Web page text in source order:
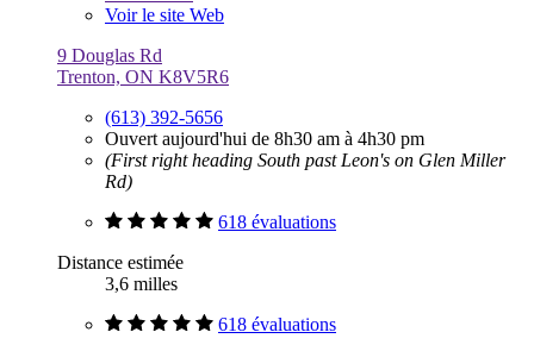
Voir le site Web
9 Douglas Rd
Trenton, ON K8V5R6
(613) 392-5656
Ouvert aujourd'hui de 8h30 am à 4h30 pm
(First right heading South past Leon's on Glen Miller
Rd)
618 évaluations
Distance estimée
3,6 milles
618 évaluations